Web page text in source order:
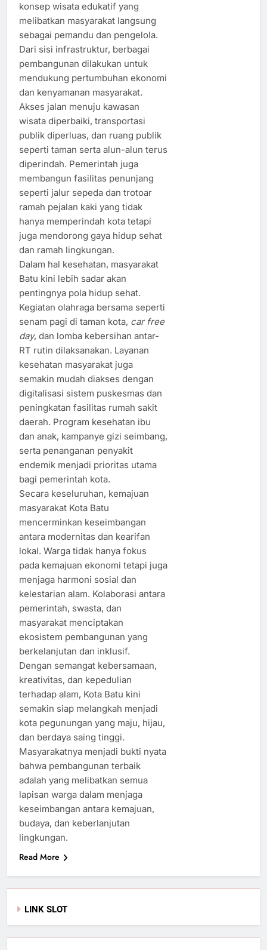
konsep wisata edukatif yang
melibatkan masyarakat langsung
sebagai pemandu dan pengelola.
Dari sisi infrastruktur, berbagai
pembangunan dilakukan untuk
mendukung pertumbuhan ekonomi
dan kenyamanan masyarakat.
Akses jalan menuju kawasan
wisata diperbaiki, transportasi
publik diperluas, dan ruang publik
seperti taman serta alun-alun terus
diperindah. Pemerintah juga
membangun fasilitas penunjang
seperti jalur sepeda dan trotoar
ramah pejalan kaki yang tidak
hanya memperindah kota tetapi
juga mendorong gaya hidup sehat
dan ramah lingkungan.
Dalam hal kesehatan, masyarakat
Batu kini lebih sadar akan
pentingnya pola hidup sehat.
Kegiatan olahraga bersama seperti
senam pagi di taman kota, car free
day, dan lomba kebersihan antar-
RT rutin dilaksanakan. Layanan
kesehatan masyarakat juga
semakin mudah diakses dengan
digitalisasi sistem puskesmas dan
peningkatan fasilitas rumah sakit
daerah. Program kesehatan ibu
dan anak, kampanye gizi seimbang,
serta penanganan penyakit
endemik menjadi prioritas utama
bagi pemerintah kota.
Secara keseluruhan, kemajuan
masyarakat Kota Batu
mencerminkan keseimbangan
antara modernitas dan kearifan
lokal. Warga tidak hanya fokus
pada kemajuan ekonomi tetapi juga
menjaga harmoni sosial dan
kelestarian alam. Kolaborasi antara
pemerintah, swasta, dan
masyarakat menciptakan
ekosistem pembangunan yang
berkelanjutan dan inklusif.
Dengan semangat kebersamaan,
kreativitas, dan kepedulian
terhadap alam, Kota Batu kini
semakin siap melangkah menjadi
kota pegunungan yang maju, hijau,
dan berdaya saing tinggi.
Masyarakatnya menjadi bukti nyata
bahwa pembangunan terbaik
adalah yang melibatkan semua
lapisan warga dalam menjaga
keseimbangan antara kemajuan,
budaya, dan keberlanjutan
lingkungan.
Read More
LINK SLOT